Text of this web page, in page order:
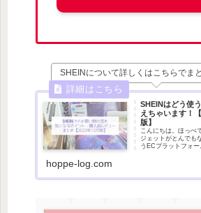
SHEINについて詳しくはこちらでま
SHEINはどう使
えちゃいます！
版】
こんにちは。ほっぺ
ジェットがとんでも
うECプラットフォ
流れ、届き方や購入
多岐に渡ってまとめ
hoppe-log.com